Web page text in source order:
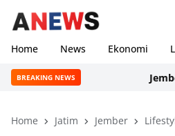
Home News Ekonomi
BREAKING NEWS Jember
Home Jatim Jember